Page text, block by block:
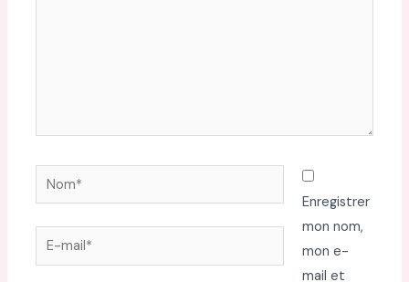
Nom*
E-
mail*
Enregistrer
mon nom,
mon e-
mail et